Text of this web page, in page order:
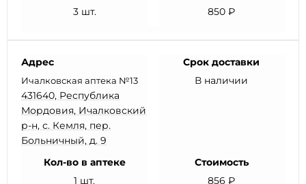
3 шт.
850 ₽
Адрес
Ичалковская аптека №13
431640, Республика
Мордовия, Ичалковский
р-н, с. Кемля, пер.
Больничный, д. 9
Срок доставки
В наличии
Кол-во в аптеке
1 шт.
Стоимость
856 ₽